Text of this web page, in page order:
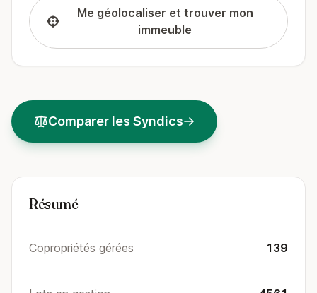
Me géolocaliser et trouver mon
immeuble
Comparer les Syndics
Résumé
Copropriétés gérées 139